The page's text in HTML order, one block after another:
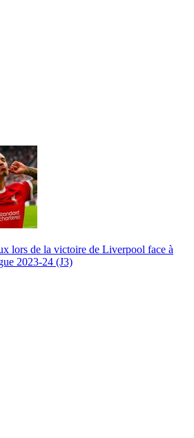
lors de la victoire de Liverpool face à
2023-24 (J3)